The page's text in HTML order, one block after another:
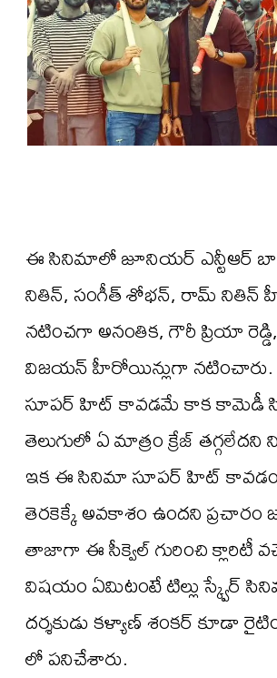
ఈ సినిమాలో జూనియర్ ఎన్టీఆర్
నితిన్, సంగీత్ శోభన్, రామ్ నితిన్
నటించగా అనంతిక, గౌరీ ప్రియా
విజయన్ హీరోయిన్లుగా
సూపర్ హిట్ కావడమే కాక కామెడీ
తెలుగులో ఏ మాత్రం క్రేజ్ తగ్గలేదని
ఇక ఈ సినిమా సూపర్ హిట్
తెరకెక్కే అవకాశం ఉందని
తాజాగా ఈ సీక్వెల్ గురించి క్లారిటీ
విషయం ఏమిటంటే టిల్లు స్క్వేర్
దర్శకుడు కళ్యాణ్ శంకర్ కూడా
లో పనిచేశారు.